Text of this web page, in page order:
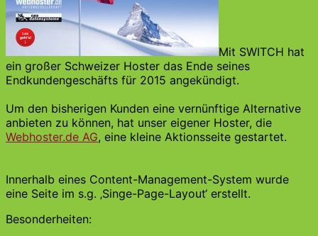
Mit SWITCH hat
ein großer Schweizer Hoster das Ende seines
Endkundengeschäfts für 2015 angekündigt.
Um den bisherigen Kunden eine vernünftige Alternative
anbieten zu können, hat unser eigener Hoster, die
Webhoster.de AG, eine kleine Aktionsseite gestartet.
Innerhalb eines Content-Management-System wurde
eine Seite im s.g. ‚Singe-Page-Layout‘ erstellt.
Besonderheiten: